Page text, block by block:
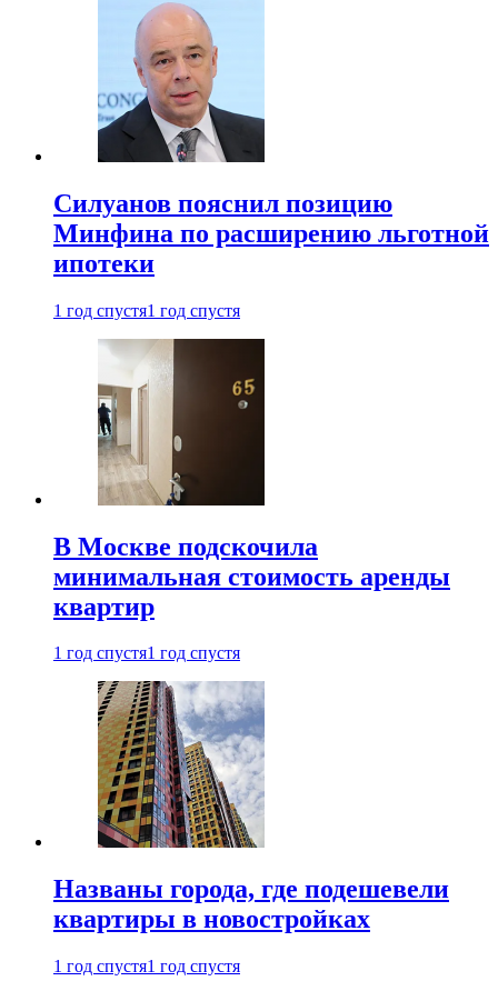
Силуанов пояснил позицию
Минфина по расширению льготной
ипотеки
1 год спустя1 год спустя
В Москве подскочила
минимальная стоимость аренды
квартир
1 год спустя1 год спустя
Названы города, где подешевели
квартиры в новостройках
1 год спустя1 год спустя